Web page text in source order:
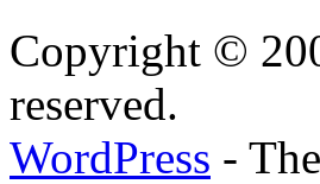
Copyright ©
reserved.
WordPress -